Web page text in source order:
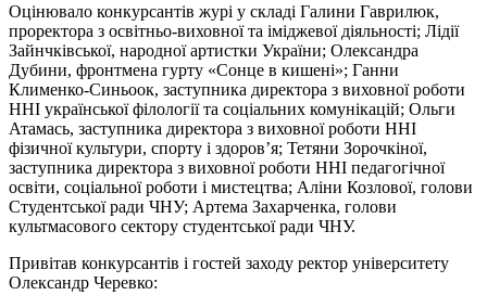
Оцінювало конкурсантів журі у складі Галини Гаврилюк,
проректора з освітньо-виховної та іміджевої діяльності; Лідії
Зайнчківської, народної артистки України; Олександра
Дубини, фронтмена гурту «Сонце в кишені»; Ганни
Клименко-Синьоок, заступника директора з виховної роботи
ННІ української філології та соціальних комунікацій; Ольги
Атамась, заступника директора з виховної роботи ННІ
фізичної культури, спорту і здоров’я; Тетяни Зорочкіної,
заступника директора з виховної роботи ННІ педагогічної
освіти, соціальної роботи і мистецтва; Аліни Козлової, голови
Студентської ради ЧНУ; Артема Захарченка, голови
культмасового сектору студентської ради ЧНУ.
Привітав конкурсантів і гостей заходу ректор університету
Олександр Черевко: